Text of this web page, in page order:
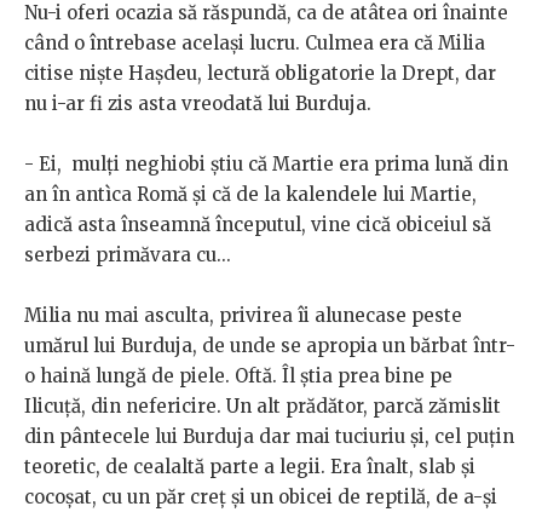
Nu-i oferi ocazia să răspundă, ca de atâtea ori înainte
când o întrebase același lucru. Culmea era că Milia
citise niște Hașdeu, lectură obligatorie la Drept, dar
nu i-ar fi zis asta vreodată lui Burduja.
- Ei, mulți neghiobi știu că Martie era prima lună din
an în antìca Romă și că de la kalendele lui Martie,
adică asta înseamnă începutul, vine cică obiceiul să
serbezi primăvara cu...
Milia nu mai asculta, privirea îi alunecase peste
umărul lui Burduja, de unde se apropia un bărbat într-
o haină lungă de piele. Oftă. Îl știa prea bine pe
Ilicuță, din nefericire. Un alt prădător, parcă zămislit
din pântecele lui Burduja dar mai tuciuriu și, cel puțin
teoretic, de cealaltă parte a legii. Era înalt, slab și
cocoșat, cu un păr creț și un obicei de reptilă, de a-și